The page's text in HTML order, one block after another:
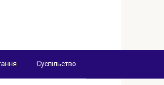
Суспільство